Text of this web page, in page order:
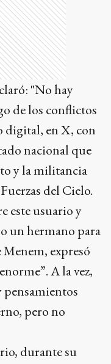
"No hay
de los conflictos
digital, en X, con
nacional que
y la militancia
del Cielo.
este usuario y
un hermano para
expresó
A la vez,
pero no
durante su